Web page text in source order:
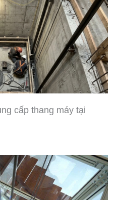
cấp thang máy tại